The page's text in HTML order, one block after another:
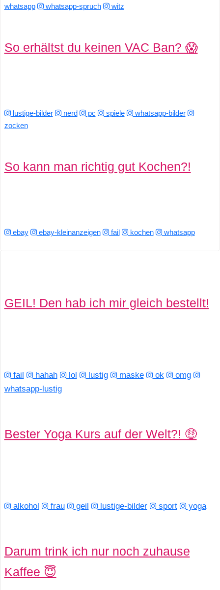
whatsapp
whatsapp-spruch witz
So erhältst du keinen VAC Ban? 😱
lustige-bilder nerd pc spiele
whatsapp-bilder
zocken
So kann man richtig gut Kochen?!
ebay ebay-kleinanzeigen fail kochen whatsapp
GEIL! Den hab ich mir gleich bestellt!
fail hahah lol lustig maske ok
omg
whatsapp-lustig
Bester Yoga Kurs auf der Welt?! 🤑
alkohol frau geil lustige-bilder sport yoga
Darum trink ich nur noch zuhause
Kaffee 😇